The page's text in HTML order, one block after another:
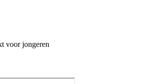
voor jongeren